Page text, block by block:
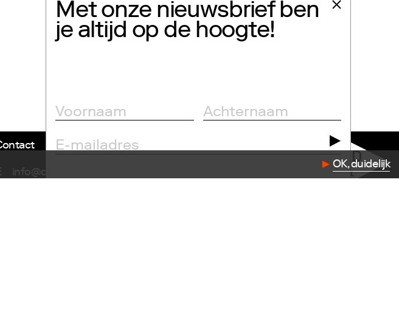
OK, duidelijk
info@dutchdesignfoundation.com
Met onze nieuwsbrief ben
je altijd op de hoogte!